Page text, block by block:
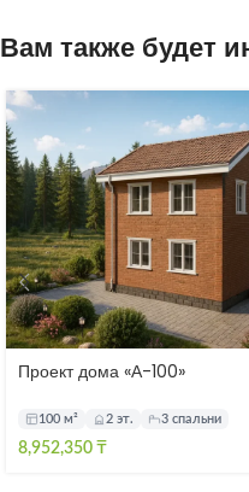
Вам также будет
Проект дома «А-100»
100 м² 2 эт. 3 спальни
8,952,350 ₸